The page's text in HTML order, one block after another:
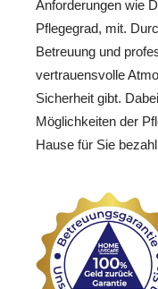
Anforderungen wie
Pflegegrad, mit.
Betreuung und
vertrauensvolle
Sicherheit gibt.
Möglichkeiten der
Hause für Sie